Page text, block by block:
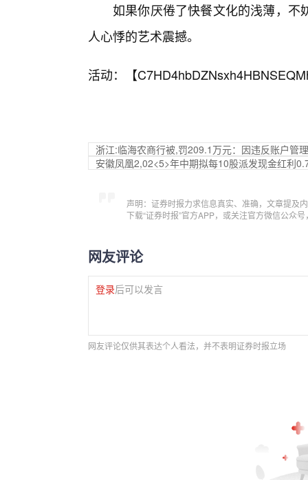
如果你厌倦了快餐文化的浅薄，不
人心悸的艺术震撼。
活动：【
浙江:临海农商行被,罚209.1万元：因违反账户管
安徽凤凰2,02<5>年中期拟每10股派发现金红利
声明：证券时报力求信息真实、准确，文章提及
下载“证券时报”官方APP，或关注官方微信公众
网友评论
登录后可以发言
网友评论仅供其表达个人看法，并不表明证券时报立场